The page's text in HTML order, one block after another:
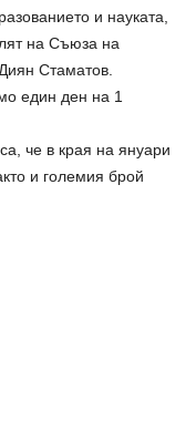
и науката,
на Съюза на
Стаматов.
един ден на 1
че в края на януари
и големия брой